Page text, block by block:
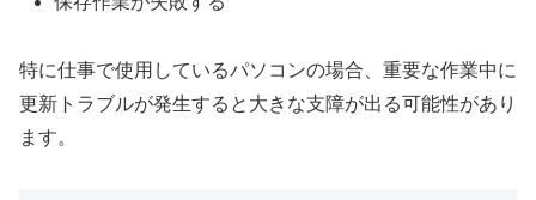
特に仕事で使用しているパソコンの場合、重要な作業中に
更新トラブルが発生すると大きな支障が出る可能性があり
ます。